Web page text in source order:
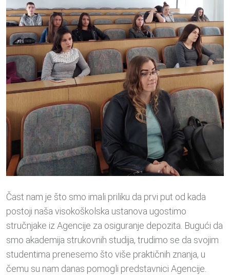
Čast nam je što smo imali priliku da prvi put od kada
postoji naša visokoškolska ustanova ugostimo
stručnjake iz Agencije za osiguranje depozita. Bugući da
smo akademija strukovnih studija, trudimo se da svojim
studentima prenesemo što više praktičnih znanja, u
čemu su nam danas pomogli predstavnici Agencije.